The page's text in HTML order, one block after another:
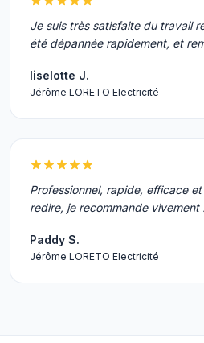
Je suis très satisfaite du travail
été dépannée rapidement, et
liselotte J.
Jérôme LORETO Electricité
Professionnel, rapide, efficace
redire, je recommande vivement
Paddy S.
Jérôme LORETO Electricité